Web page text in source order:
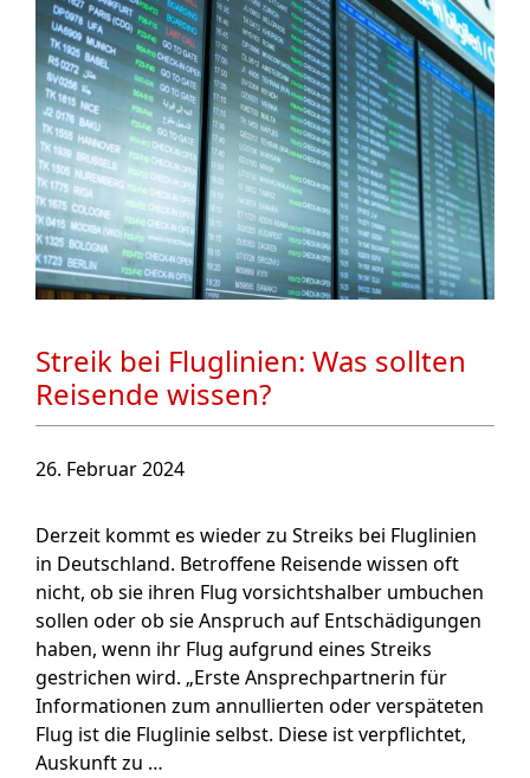
Streik bei Fluglinien: Was sollten
Reisende wissen?
26. Februar 2024
Derzeit kommt es wieder zu Streiks bei Fluglinien
in Deutschland. Betroffene Reisende wissen oft
nicht, ob sie ihren Flug vorsichtshalber umbuchen
sollen oder ob sie Anspruch auf Entschädigungen
haben, wenn ihr Flug aufgrund eines Streiks
gestrichen wird. „Erste Ansprechpartnerin für
Informationen zum annullierten oder verspäteten
Flug ist die Fluglinie selbst. Diese ist verpflichtet,
Auskunft zu …